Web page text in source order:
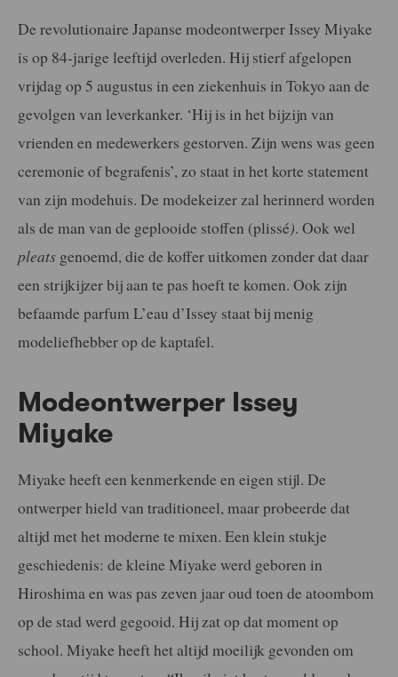
De revolutionaire Japanse modeontwerper Issey Miyake
is op 84-jarige leeftijd overleden. Hij stierf afgelopen
vrijdag op 5 augustus in een ziekenhuis in Tokyo aan de
gevolgen van leverkanker. ‘Hij is in het bijzijn van
vrienden en medewerkers gestorven. Zijn wens was geen
ceremonie of begrafenis’, zo staat in het korte statement
van zijn modehuis. De modekeizer zal herinnerd worden
als de man van de geplooide stoffen (plissé). Ook wel
pleats genoemd, die de koffer uitkomen zonder dat daar
een strijkijzer bij aan te pas hoeft te komen. Ook zijn
befaamde parfum L’eau d’Issey staat bij menig
modeliefhebber op de kaptafel.
Modeontwerper Issey
Miyake
Miyake heeft een kenmerkende en eigen stijl. De
ontwerper hield van traditioneel, maar probeerde dat
altijd met het moderne te mixen. Een klein stukje
geschiedenis: de kleine Miyake werd geboren in
Hiroshima en was pas zeven jaar oud toen de atoombom
op de stad werd gegooid. Hij zat op dat moment op
school. Miyake heeft het altijd moeilijk gevonden om